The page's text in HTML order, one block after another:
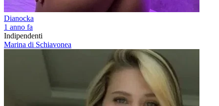
Dianocka
1 anno fa
Indipendenti
Marina di Schiavonea